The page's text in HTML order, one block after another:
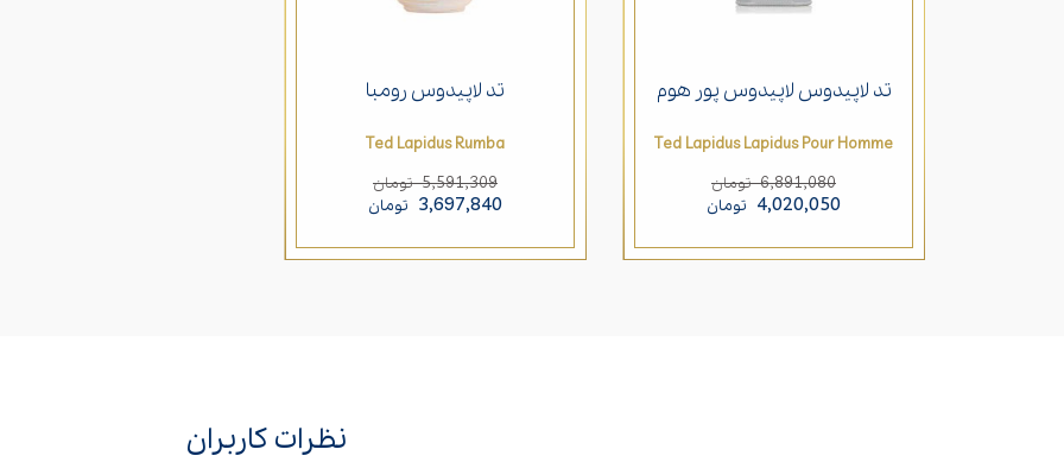
تد لاپیدوس لاپیدوس پور هوم
Ted Lapidus Lapidus Pour Homme
6,891,080 تومان
4,020,050 تومان
تد لاپیدوس رومبا
Ted Lapidus Rumba
5,591,309 تومان
3,697,840 تومان
نظرات کاربران